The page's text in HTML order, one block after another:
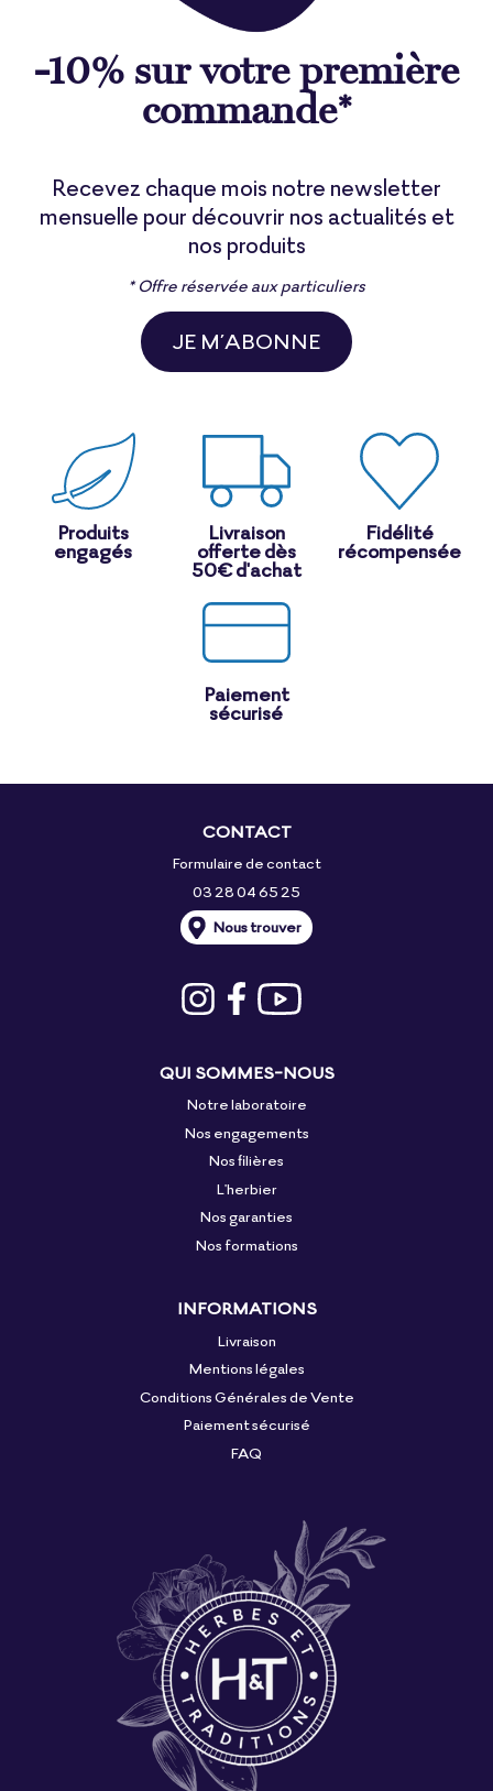
-10% sur votre première
commande*
Recevez chaque mois notre newsletter
mensuelle pour découvrir nos actualités et
nos produits
* Offre réservée aux particuliers
JE M’ABONNE
Produits
engagés
Livraison
offerte dès
50€ d'achat
Fidélité
récompensée
Paiement
sécurisé
CONTACT
Formulaire de contact
03 28 04 65 25
Nous trouver
QUI SOMMES-NOUS
Notre laboratoire
Nos engagements
Nos filières
L'herbier
Nos garanties
Nos formations
INFORMATIONS
Livraison
Mentions légales
Conditions Générales de Vente
Paiement sécurisé
FAQ